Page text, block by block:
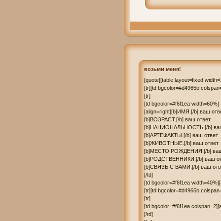
возьми меня!
[quote][table layout=fixed
[tr][td bgcolor=#d4965b
[tr]
[td bgcolor=#f6f1ea width=60%]
[align=right][b]ИМЯ.[/b] ваш
[b]ВОЗРАСТ.[/b] ваш ответ
[b]НАЦИОНАЛЬНОСТЬ.[/b]
[b]АРТЕФАКТЫ.[/b] ваш ответ
[b]ЖИВОТНЫЕ.[/b] ваш ответ
[b]МЕСТО РОЖДЕНИЯ.[/b]
[b]РОДСТВЕННИКИ.[/b] ваш
[b]СВЯЗЬ С ВАМИ.[/b] ваш
[/td]
[td bgcolor=#f6f1ea
[tr][td bgcolor=#d4965b
[tr]
[td bgcolor=#f6f1ea
[/td]